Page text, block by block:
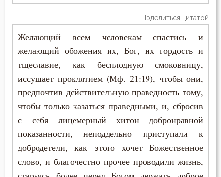
Дух Святой
Душа
Еда
Естество
Зависть
Загробная жизнь
Димитрий Ростовский
Епифаний Кипрский
Ерм
Зосима Палестинский
Поделиться цитатой
Желающий всем человекам спастись и
желающий обожения их, Бог, их гордость и
тщеславие, как бесплодную смоковницу,
иссушает проклятием (Мф. 21:19), чтобы они,
предпочтив действительную праведность тому,
чтобы только казаться праведными, и, сбросив
с себя лицемерный хитон добронравной
показанности, неподдельно приступали к
добродетели, как этого хочет Божественное
слово, и благочестно прочее проводили жизнь,